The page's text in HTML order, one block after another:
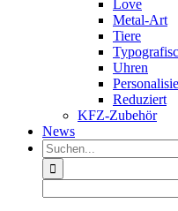
Love
Metal-Art
Tiere
Uhren
Reduziert
KFZ-Zubehör
News
Suche
nach: